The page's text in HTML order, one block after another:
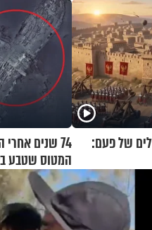
של פעם:
74 שנים
המטוס שטבע
נוסעים